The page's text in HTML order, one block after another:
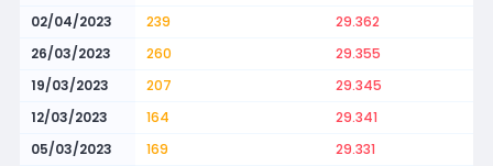
02/04/2023
239
29.362
26/03/2023
260
29.355
19/03/2023
207
29.345
12/03/2023
164
29.341
05/03/2023
169
29.331